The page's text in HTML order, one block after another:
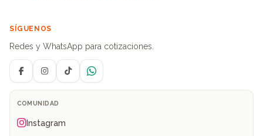
SÍGUENOS
Redes y WhatsApp para cotizaciones.
FacebookInstagramTikTokWhatsApp
COMUNIDAD
Instagram